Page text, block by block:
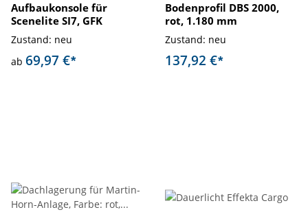
Aufbaukonsole für
Scenelite SI7, GFK
Zustand: neu
ab 69,97 €*
Bodenprofil DBS 2000,
rot, 1.180 mm
Zustand: neu
137,92 €*